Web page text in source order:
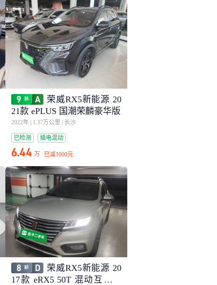
荣威RX5新能源 20
21款 ePLUS 国潮荣麟豪华版
2022年 1.37万公里 长沙
已检测 插电混动
6.44 万 已减1000元
荣威RX5新能源 20
17款 eRX5 50T 混动互联尊